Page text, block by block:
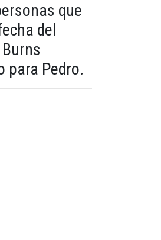
que
del
para Pedro.